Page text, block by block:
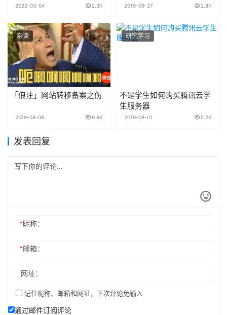
2022-03-04 2.3K 2019-09-27 2.8K
杂谈
「俍注」网站转移备案之伤
2019-08-08 9.8K
研究学习
不是学生如何购买腾讯云学
生服务器
2019-08-01 5.2K
发表回复
*昵称：
*邮箱：
网址：
记住昵称、邮箱和网址，下次评论免输入
通过邮件订阅评论